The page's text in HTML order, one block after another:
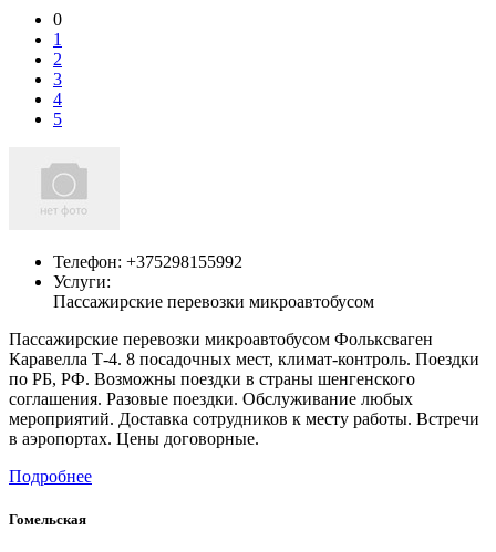
0
1
2
3
4
5
Телефон: +375298155992
Услуги:
Пассажирские перевозки микроавтобусом
Пассажирские перевозки микроавтобусом Фольксваген
Каравелла Т-4. 8 посадочных мест, климат-контроль. Поездки
по РБ, РФ. Возможны поездки в страны шенгенского
соглашения. Разовые поездки. Обслуживание любых
мероприятий. Доставка сотрудников к месту работы. Встречи
в аэропортах. Цены договорные.
Подробнее
Гомельская